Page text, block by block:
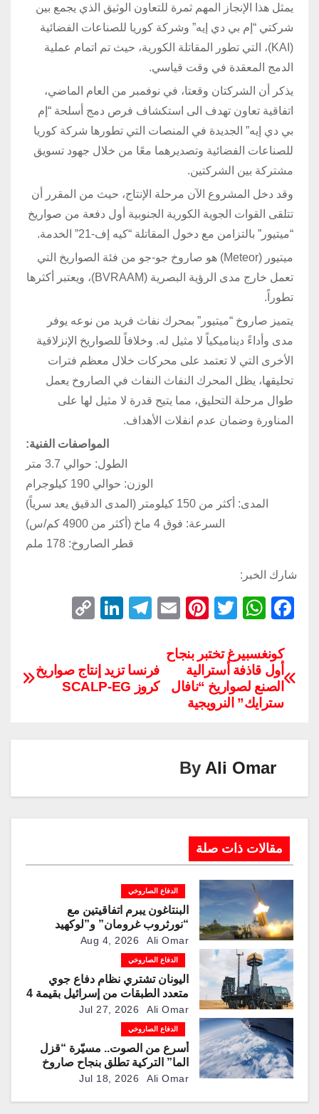
يمثل هذا الإنجاز المهم ثمرة للتعاون الوثيق الذي يجمع بين
شركتي “إم بي دي إيه” وشركة كوريا للصناعات الفضائية
(KAI)، التي تطور المقاتلة الكورية، حيث تم اتمام عملية
الدمج المعقدة في وقت قياسي.
يذكر أن الشركتان وقعتا، في نوفمبر من العام الماضي،
اتفاقية تعاون تهدف الى استكشاف فرص دمج أسلحة “إم
بي دي إيه” الجديدة في المنصات التي تطورها شركة كوريا
للصناعات الفضائية وتصديرهما معًا من خلال جهود تسويق
مشتركة بين الشركتين.
وقد دخل المشروع الآن مرحلة الإنتاج، حيث من المقرر أن
تتلقى القوات الجوية الكورية الجنوبية أول دفعة من صواريخ
“ميتيور” بالتزامن مع دخول المقاتلة “كيه إف-21” الخدمة.
ميتيور (Meteor) هو صاروخ جو-جو من فئة الصواريخ التي
تعمل خارج مدى الرؤية البصرية (BVRAAM)، ويعتبر أكثرها
تطوراً.
يتميز صاروخ “ميتيور” بمحرك نفاث فريد من نوعه يوفر
مدى وأداءً ديناميكياً لا مثيل له. وخلافاً للصواريخ الإنزلاقية
الأخرى التي لا تعتمد على محركات خلال معظم فترات
تحليقها، يظل المحرك النفاث النفاث في الصاروخ يعمل
طوال مرحلة التحليق، مما يتيح قدرة لا مثيل لها على
المناورة وضمان عدم انفلات الأهداف.
المواصفات الفنية:
الطول: حوالي 3.7 متر
الوزن: حوالي 190 كيلوجرام
المدى: أكثر من 150 كيلومتر (المدى الدقيق يعد سرياً)
السرعة: فوق 4 ماخ (أكثر من 4900 كم/س)
قطر الصاروخ: 178 ملم
شارك الخبر:
F
c
e
b
k
W
at
s
A
T
tt
er
Pi
er
e
st
E
T
gr
a
Li
e
dI
y
Li
فرنسا تزيد إنتاج صواريخ
كروز SCALP-EG
كونغسبيرغ تختبر بنجاح
أول قاذفة أسترالية
الصنع لصواريخ “نافال
سترايك” النرويجية
By Ali Omar
مقالات ذات صلة
الدفاع الصاروخي
البنتاغون يبرم اتفاقيتين مع
“نورثروب غرومان” و”لوكهيد
مارتن” لمضاعفة إنتاج صواريخ
“باتريوت” و”ثاد” الاعتراضية
Aug 4, 2026 Ali Omar
الدفاع الصاروخي
اليونان تشتري نظام دفاع جوي
متعدد الطبقات من إسرائيل بقيمة 4
مليارات دولارJul 27, 2026 Ali Omar
الدفاع الصاروخي
أسرع من الصوت.. مسيّرة “قزل
الما” التركية تطلق بنجاح صاروخ
“روكيتسان JET-230”Jul 18, 2026 Ali Omar